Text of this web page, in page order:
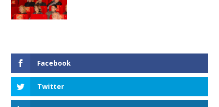
Facebook
Twitter